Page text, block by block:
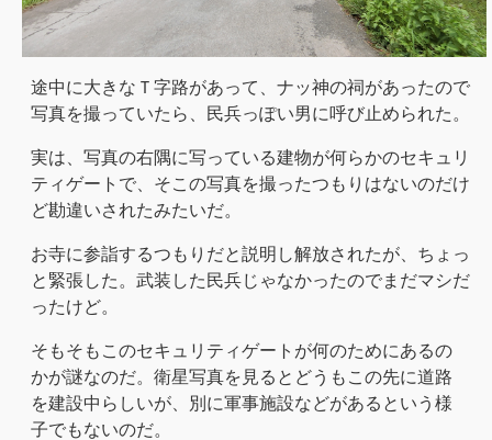
途中に大きなＴ字路があって、ナッ神の祠があったので
写真を撮っていたら、民兵っぽい男に呼び止められた。
実は、写真の右隅に写っている建物が何らかのセキュリ
ティゲートで、そこの写真を撮ったつもりはないのだけ
ど勘違いされたみたいだ。
お寺に参詣するつもりだと説明し解放されたが、ちょっ
と緊張した。武装した民兵じゃなかったのでまだマシだ
ったけど。
そもそもこのセキュリティゲートが何のためにあるの
かが謎なのだ。衛星写真を見るとどうもこの先に道路
を建設中らしいが、別に軍事施設などがあるという様
子でもないのだ。